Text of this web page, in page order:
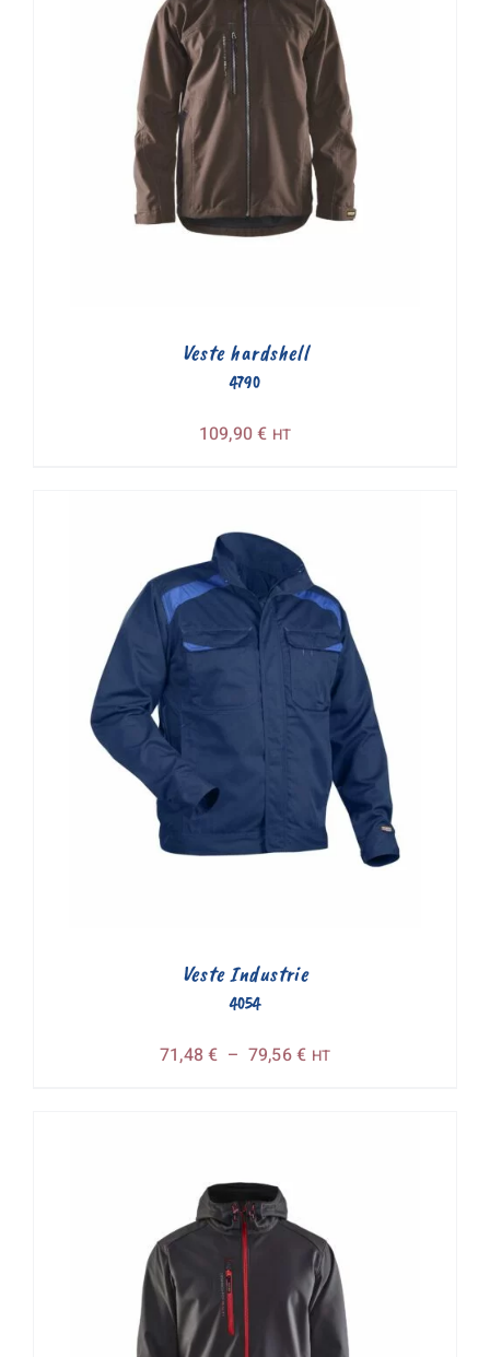
4790
Veste hardshell
109,90€ HT
4054
Veste Industrie
71,48€ – 79,56€Plage
HT